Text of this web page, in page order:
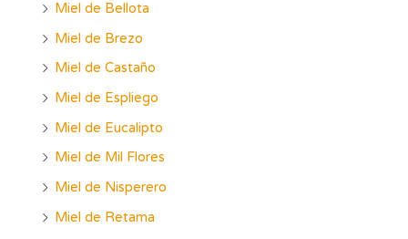
Miel de Bellota
Miel de Brezo
Miel de Castaño
Miel de Espliego
Miel de Eucalipto
Miel de Mil Flores
Miel de Nisperero
Miel de Retama